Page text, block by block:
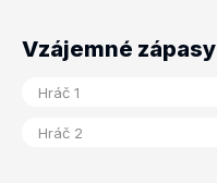
Vzájemné zápasy